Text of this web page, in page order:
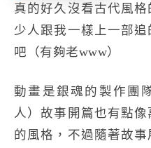
真的好久沒看古代風
少人跟我一樣上一部
吧（有夠老www）
動畫是銀魂的製作團
人）故事開篇也有點
的風格，不過隨著故